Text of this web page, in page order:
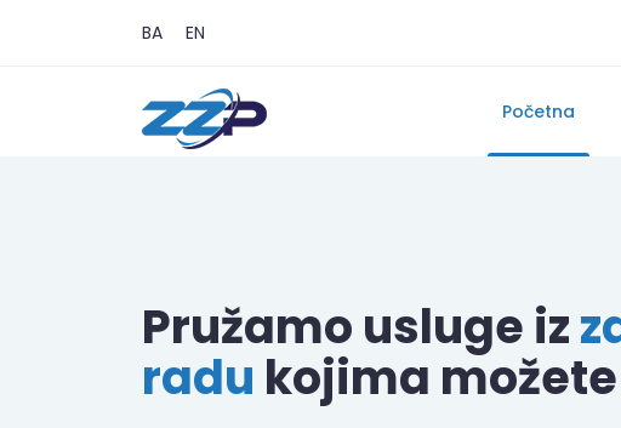
BA EN
Početna
Pružamo usluge iz
radu kojima možete